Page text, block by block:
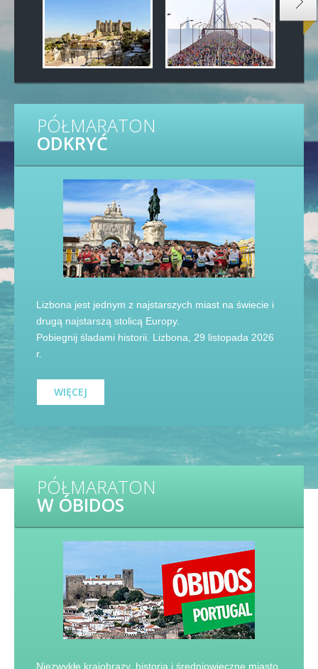
PÓŁMARATON
ODKRYĆ
Lizbona jest jednym z najstarszych miast na świecie i
drugą najstarszą stolicą Europy.
Pobiegnij śladami historii. Lizbona, 29 listopada 2026
r.
WIĘCEJ
PÓŁMARATON
W ÓBIDOS
Niezwykłe krajobrazy, historia i średniowieczne miasto